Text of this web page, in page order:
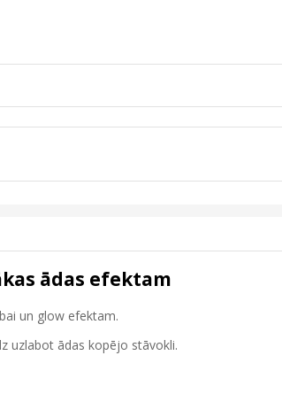
ādas efektam
un glow efektam.
uzlabot ādas kopējo stāvokli.